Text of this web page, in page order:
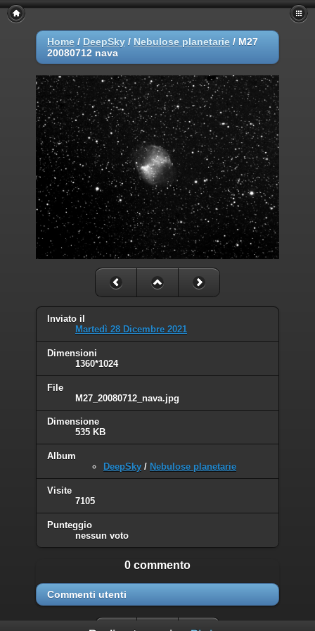
Home / DeepSky / Nebulose planetarie / M27
20080712 nava
Inviato il
Martedì 28 Dicembre 2021
Dimensioni
1360*1024
File
M27_20080712_nava.jpg
Dimensione
535 KB
Album
DeepSky / Nebulose planetarie
Visite
7105
Punteggio
nessun voto
0 commento
Commenti utenti